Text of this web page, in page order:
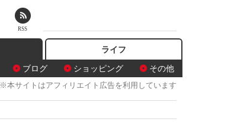
ブログ ショッピング その他
ライフ
※本サイトはアフィリエイト広告を利用しています
RSS